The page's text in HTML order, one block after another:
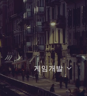
게임개발